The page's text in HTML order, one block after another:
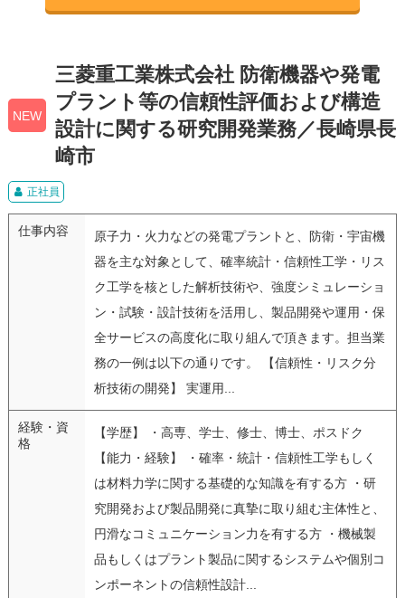
NEW
三菱重工業株式会社 防衛機器や発電
プラント等の信頼性評価および構造
設計に関する研究開発業務／長崎県長
崎市
正社員
仕事内容
原子力・火力などの発電プラントと、防衛・宇宙機
器を主な対象として、確率統計・信頼性工学・リス
ク工学を核とした解析技術や、強度シミュレーショ
ン・試験・設計技術を活用し、製品開発や運用・保
全サービスの高度化に取り組んで頂きます。担当業
務の一例は以下の通りです。 【信頼性・リスク分
析技術の開発】 実運用...
経験・資
格
【学歴】 ・高専、学士、修士、博士、ポスドク
【能力・経験】 ・確率・統計・信頼性工学もしく
は材料力学に関する基礎的な知識を有する方 ・研
究開発および製品開発に真摯に取り組む主体性と、
円滑なコミュニケーション力を有する方 ・機械製
品もしくはプラント製品に関するシステムや個別コ
ンポーネントの信頼性設計...